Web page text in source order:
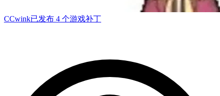
CCwink已发布 4 个游戏补丁